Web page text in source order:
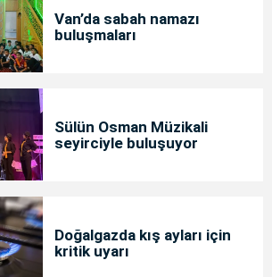
Van’da sabah namazı
buluşmaları
Sülün Osman Müzikali
seyirciyle buluşuyor
Doğalgazda kış ayları için
kritik uyarı